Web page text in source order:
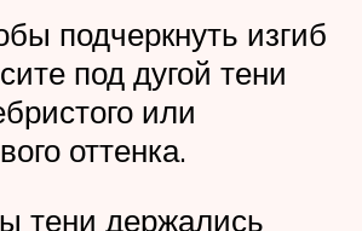
подчеркнуть изгиб
под дугой тени
или
оттенка.
тени держались